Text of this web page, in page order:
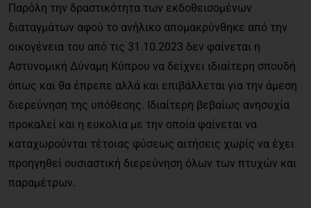
Παρόλη την δραστικότητα των εκδοθεισομένων
διαταγμάτων αφού το ανήλικο απομακρύνθηκε από την
οικογένεια του από τις 31.10.2023 δεν φαίνεται η
Αστυνομική Δύναμη Κύπρου να δείχνει ιδιαίτερη σπουδή
όπως και θα έπρεπε αλλά και επιβάλλεται για την άμεση
διερεύνηση της υπόθεσης. Ιδιαίτερη βεβαίως ανησυχία
προκαλεί και η ευκολία με την οποία φαίνεται να
καταχωρούνται τέτοιας φύσεως αιτήσεις χωρίς να έχει
προηγηθεί ουσιαστική διερεύνηση όλων των πτυχών και
παραμέτρων.